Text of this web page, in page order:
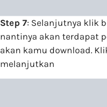
Step 7: Selanjutnya klik
nantinya akan terdapat
akan kamu download.
melanjutkan